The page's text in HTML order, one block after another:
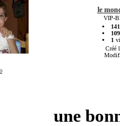
le
VIP-
1
Créé
une